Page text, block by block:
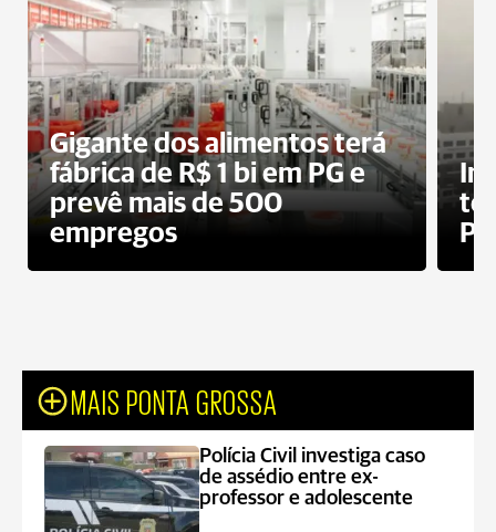
Gigante dos alimentos terá
fábrica de R$ 1 bi em PG e
prevê mais de 500
empregos
MAIS PONTA GROSSA
Polícia Civil investiga caso
de assédio entre ex-
professor e adolescente